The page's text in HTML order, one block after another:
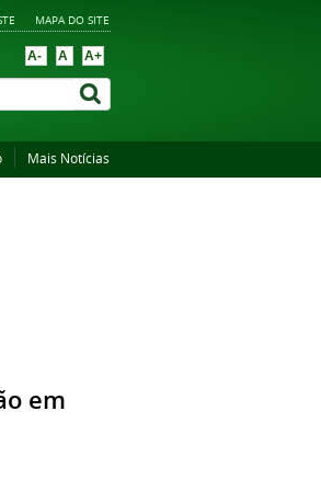
MAPA DO SITE
A- A A+
Mais Notícias
em